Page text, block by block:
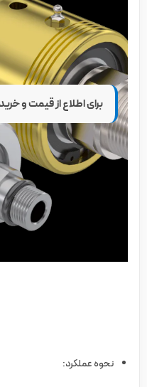
برای اطلاع از قیمت و
نحوه عملکرد: